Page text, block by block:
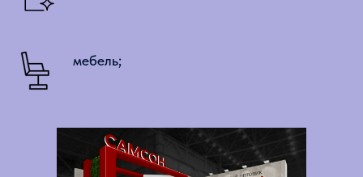
мебель;